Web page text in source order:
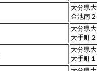
大分県
金池南
大分県
大手町
大分県
大手町